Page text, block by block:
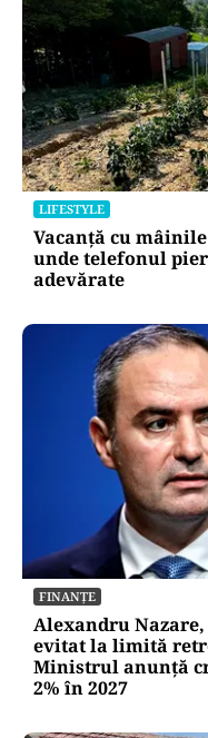
LIFESTYLE
Vacanță cu
unde telefonul
adevărate
FINANȚE
Alexandru
evitat la limită
Ministrul anunță
2% în 2027